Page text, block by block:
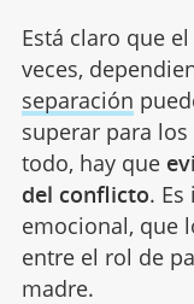
Está claro que
veces,
separación
superar para
todo, hay que
del conflicto.
emocional, que
entre el rol de
madre.